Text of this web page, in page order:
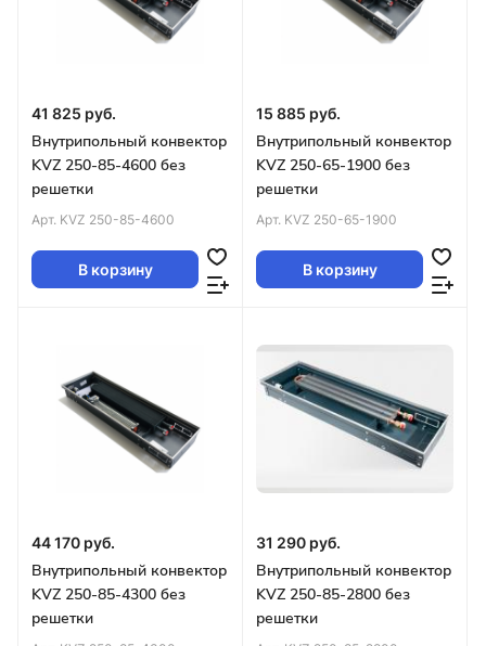
41 825 руб.
Внутрипольный конвектор
KVZ 250-85-4600 без
решетки
Арт. KVZ 250-85-4600
В корзину
15 885 руб.
Внутрипольный конвектор
KVZ 250-65-1900 без
решетки
Арт. KVZ 250-65-1900
В корзину
44 170 руб.
Внутрипольный конвектор
KVZ 250-85-4300 без
решетки
31 290 руб.
Внутрипольный конвектор
KVZ 250-85-2800 без
решетки